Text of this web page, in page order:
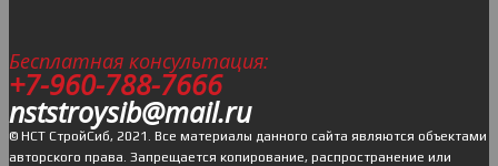
Бесплатная консультация:
+7-960-788-7666
nststroysib@mail.ru
© НСТ СтройСиб, 2021. Все материалы данного сайта являются объектами
авторского права. Запрещается копирование, распространение или